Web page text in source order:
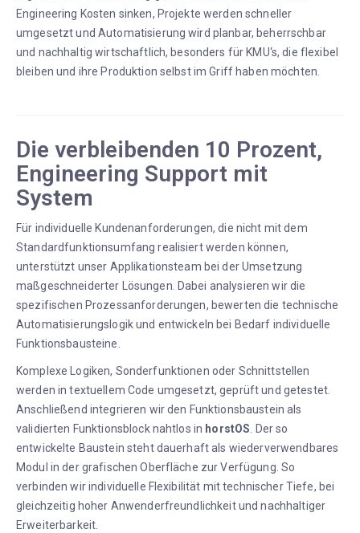
Engineering Kosten sinken, Projekte werden schneller
umgesetzt und Automatisierung wird planbar, beherrschbar
und nachhaltig wirtschaftlich, besonders für KMU‘s, die flexibel
bleiben und ihre Produktion selbst im Griff haben möchten.
Die verbleibenden 10 Prozent,
Engineering Support mit
System
Für individuelle Kundenanforderungen, die nicht mit dem
Standardfunktionsumfang realisiert werden können,
unterstützt unser Applikationsteam bei der Umsetzung
maßgeschneiderter Lösungen. Dabei analysieren wir die
spezifischen Prozessanforderungen, bewerten die technische
Automatisierungslogik und entwickeln bei Bedarf individuelle
Funktionsbausteine.
Komplexe Logiken, Sonderfunktionen oder Schnittstellen
werden in textuellem Code umgesetzt, geprüft und getestet.
Anschließend integrieren wir den Funktionsbaustein als
validierten Funktionsblock nahtlos in horstOS. Der so
entwickelte Baustein steht dauerhaft als wiederverwendbares
Modul in der grafischen Oberfläche zur Verfügung. So
verbinden wir individuelle Flexibilität mit technischer Tiefe, bei
gleichzeitig hoher Anwenderfreundlichkeit und nachhaltiger
Erweiterbarkeit.